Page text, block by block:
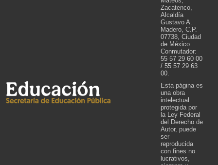
Zacatenco,
Alcaldía
Gustavo A.
Madero, C.P.
07738, Ciudad
de México.
Conmutador:
55 57 29 60 00
/ 55 57 29 63
00.
Esta página es
una obra
intelectual
protegida por
la Ley Federal
del Derecho de
Autor, puede
ser
reproducida
con fines no
lucrativos,